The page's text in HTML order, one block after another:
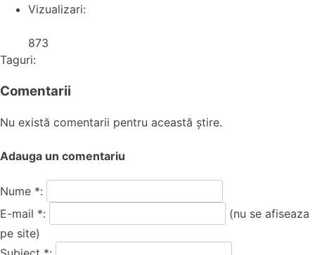
Vizualizari:
873
Taguri:
Comentarii
Nu există comentarii pentru această știre.
Adauga un comentariu
Nume *:
E-mail *:
(nu se afiseaza
pe site)